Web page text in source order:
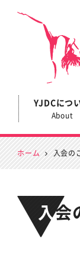
YJDCにつ
About
ホーム 入会の
入